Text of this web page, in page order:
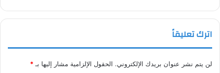
اترك تعليقاً
لن يتم نشر عنوان بريدك الإلكتروني. الحقول الإلزامية مشار إليها بـ *